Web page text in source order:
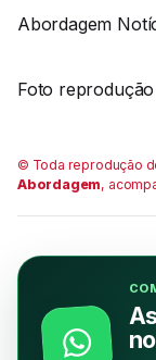
Abordagem
Foto
© Toda reprodução
Abordagem,